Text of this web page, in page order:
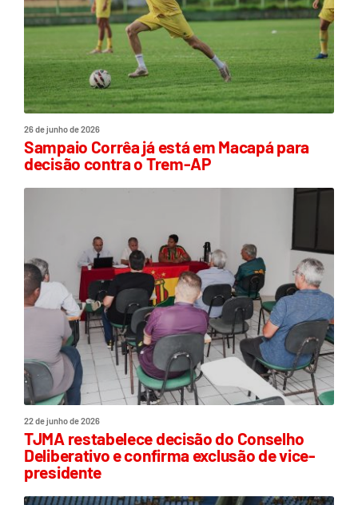
26 de junho de 2026
Sampaio Corrêa já está em Macapá para
decisão contra o Trem-AP
22 de junho de 2026
TJMA restabelece decisão do Conselho
Deliberativo e confirma exclusão de vice-
presidente